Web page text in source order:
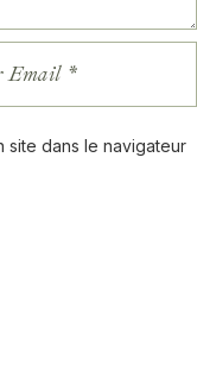
site dans le navigateur